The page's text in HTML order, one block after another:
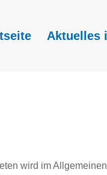
Aktuelles
wird im